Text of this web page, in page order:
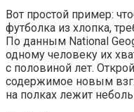
Вот простой пример:
футболка из хлопка,
По данным National
одному человеку их
с половиной лет.
содержимое новым
на полках лежит